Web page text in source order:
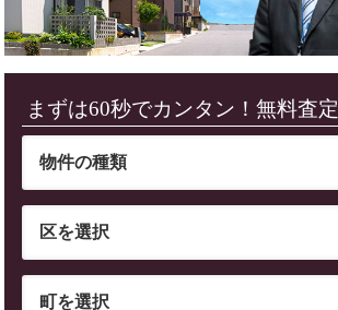
まずは60秒でカンタン！無料査定